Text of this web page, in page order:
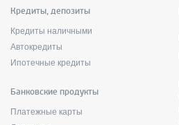
Кредиты, депозиты
Кредиты наличными
Автокредиты
Ипотечные кредиты
Банковские продукты
Платежные карты